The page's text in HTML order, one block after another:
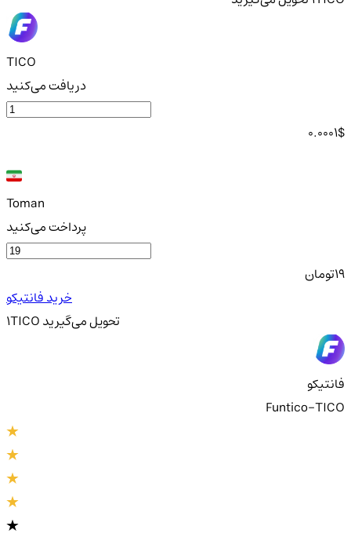
TICO
دریافت می‌کنید
0.0001$
Toman
پرداخت می‌کنید
19تومان
خرید فانتیکو
1TICO تحویلمی‌گیرید
فانتیکو
Funtico-TICO